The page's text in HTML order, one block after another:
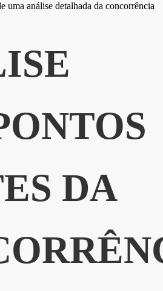
uma análise detalhada da concorrência
DA